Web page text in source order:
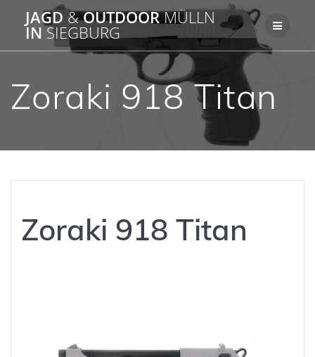
Inhalt
springen
JAGD &OUTDOORMÜLLN
INSIEGBURG
Zoraki 918 Titan
Zoraki 918 Titan